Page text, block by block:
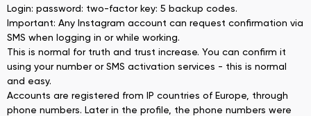
Login: password: two-factor key: 5 backup codes.
Important: Any Instagram account can request confirmation via
SMS when logging in or while working.
This is normal for truth and trust increase. You can confirm it
using your number or SMS activation services - this is normal
and easy.
Accounts are registered from IP countries of Europe, through
phone numbers. Later in the profile, the phone numbers were